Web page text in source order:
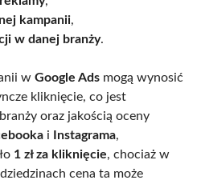
kampanii,
w danej branży.
w Google Ads mogą wynosić
kliknięcie, co jest
oraz jakością oceny
i Instagrama,
1 zł za kliknięcie, chociaż w
cena ta może